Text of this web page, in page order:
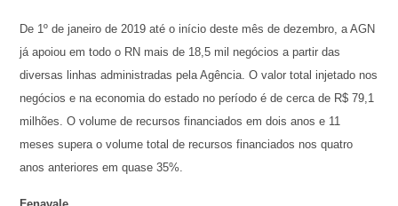
De 1º de janeiro de 2019 até o início deste mês de dezembro, a AGN
já apoiou em todo o RN mais de 18,5 mil negócios a partir das
diversas linhas administradas pela Agência. O valor total injetado nos
negócios e na economia do estado no período é de cerca de R$ 79,1
milhões. O volume de recursos financiados em dois anos e 11
meses supera o volume total de recursos financiados nos quatro
anos anteriores em quase 35%.